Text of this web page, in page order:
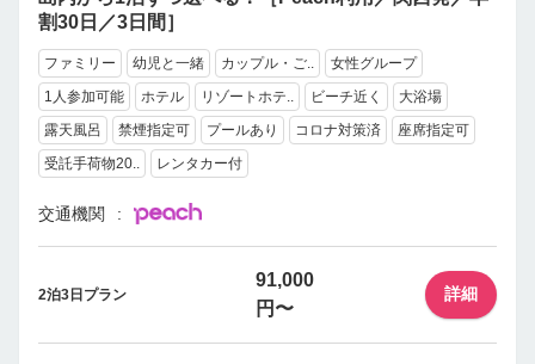
割30日／3日間］
ファミリー 幼児と一緒 カップル・ご..
女性グループ
1人参加可能
ホテル リゾートホテ.. ビーチ近く
大浴場
露天風呂
禁煙指定可 プールあり コロナ対策済
座席指定可
受託手荷物20..
レンタカー付
交通機関
2泊3日プラン
91,000
円〜
詳細